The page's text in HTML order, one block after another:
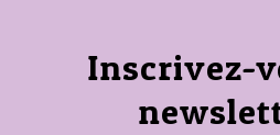
Inscrivez-